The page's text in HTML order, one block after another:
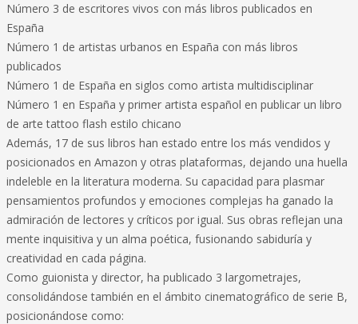
Número 3 de escritores vivos con más libros publicados en
España
Número 1 de artistas urbanos en España con más libros
publicados
Número 1 de España en siglos como artista multidisciplinar
Número 1 en España y primer artista español en publicar un libro
de arte tattoo flash estilo chicano
Además, 17 de sus libros han estado entre los más vendidos y
posicionados en Amazon y otras plataformas, dejando una huella
indeleble en la literatura moderna. Su capacidad para plasmar
pensamientos profundos y emociones complejas ha ganado la
admiración de lectores y críticos por igual. Sus obras reflejan una
mente inquisitiva y un alma poética, fusionando sabiduría y
creatividad en cada página.
Como guionista y director, ha publicado 3 largometrajes,
consolidándose también en el ámbito cinematográfico de serie B,
posicionándose como: